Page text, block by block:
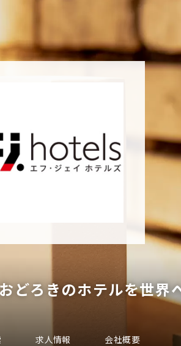
ろきのホテルを世界
求人情報 会社概要